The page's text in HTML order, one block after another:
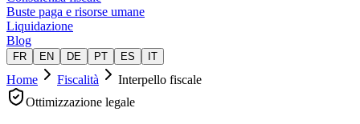
Buste paga e risorse umane
Liquidazione
Blog
FR EN DE PT ES IT
Home Fiscalità
Interpello fiscale
Ottimizzazione legale